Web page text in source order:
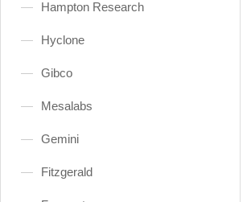
Hampton Research
Hyclone
Gibco
Mesalabs
Gemini
Fitzgerald